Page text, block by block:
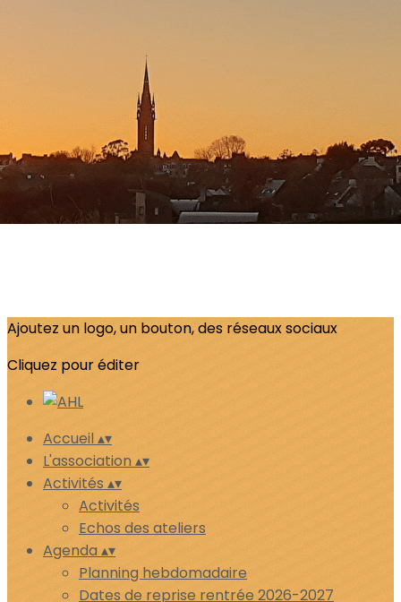
Images de la page d'accueil
Cliquez pour éditer
Ajoutez un logo, un bouton, des réseaux sociaux
Cliquez pour éditer
Accueil▴▾
L'association▴▾
Activités ▴▾
Activités
Echos des ateliers
Agenda▴▾
Planning hebdomadaire
Dates de reprise rentrée 2026-2027